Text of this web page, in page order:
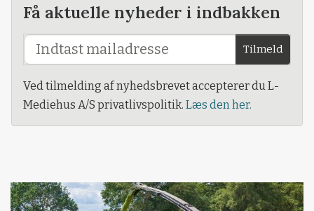
Få aktuelle nyheder i indbakken
Tilmeld
Ved tilmelding af nyhedsbrevet accepterer du L-
Mediehus A/S privatlivspolitik. Læs den her.